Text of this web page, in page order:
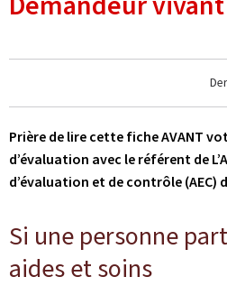
Prière de lire cette fiche AVANT
d’évaluation avec le référent de
d’évaluation et de contrôle (AEC)
Si une personne
aides et soins